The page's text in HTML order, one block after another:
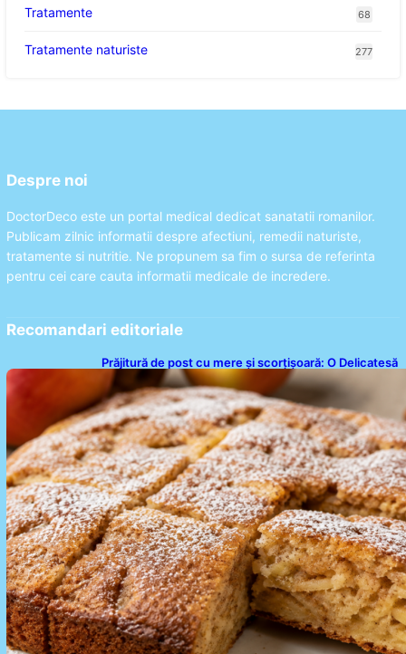
Tratamente 68
Tratamente naturiste 277
Despre noi
DoctorDeco este un portal medical dedicat sanatatii romanilor.
Publicam zilnic informatii despre afectiuni, remedii naturiste,
tratamente si nutritie. Ne propunem sa fim o sursa de referinta
pentru cei care cauta informatii medicale de incredere.
Recomandari editoriale
Prăjitură de post cu mere și scorțișoară: O Delicatesă
Dulce pentru Postul Adormirii Maicii Domnului